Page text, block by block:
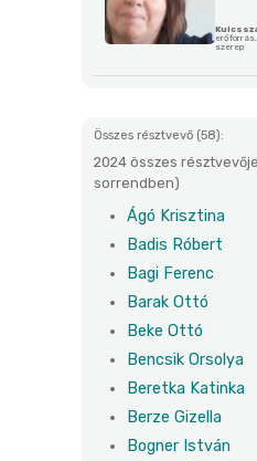
erőforrás,
szerep
Összes résztvevő (58):
2024 összes
sorrendben)
Ágó Krisztina
Badis Róbert
Bagi Ferenc
Barak Ottó
Beke Ottó
Bencsik Orsolya
Beretka Katinka
Berze Gizella
Bogner István